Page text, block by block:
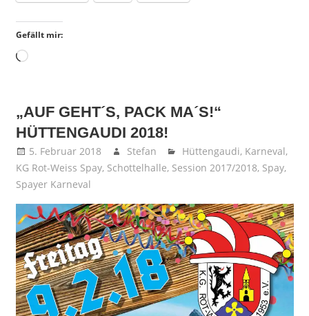
Gefällt mir:
Wird
„AUF GEHT´S, PACK MA´S!“
HÜTTENGAUDI 2018!
5. Februar 2018 Stefan Hüttengaudi, Karneval,
KG Rot-Weiss Spay, Schottelhalle, Session 2017/2018, Spay,
Spayer Karneval